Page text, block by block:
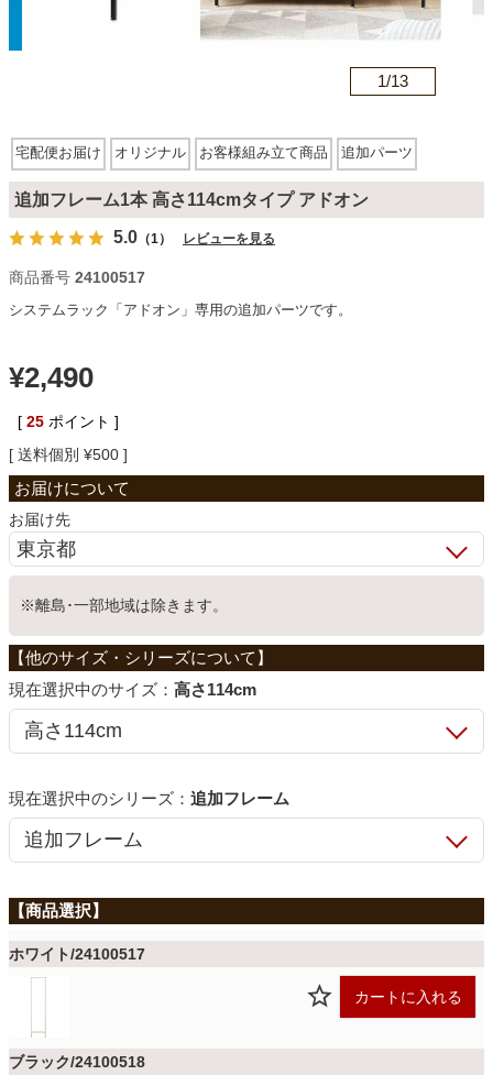
ダイニングテーブル・セット
椅子・チェア
ベッド
収納家具
ホームオフィス
こたつ
カーテン
1/13
宅配便お届け オリジナル お客様組み立て商品 追加パーツ
追加フレーム1本 高さ114cmタイプ アドオン
5.0 （1） レビューを見る
商品番号 24100517
システムラック「アドオン」専用の追加パーツです。
¥2,490
[ 25 ポイント ]
送料個別 ¥500
お届け先
※離島･一部地域は除きます。
サイズ： 高さ114cm
シリーズ： 追加フレーム
ホワイト/24100517
カートに入れる
ブラック/24100518